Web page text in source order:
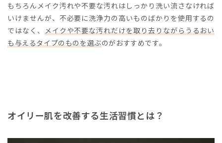
もちろんメイク汚れや不要な汚れはしっかり洗い流さなければ
いけませんが、不必要に洗浄力の高いものばかりを使用するの
ではなく、 メイクや不要な汚れだけを取り去りながらうるおい
も与えるタイプのものを選ぶのがおすすめです。
オイリー肌を改善する生活習慣とは？